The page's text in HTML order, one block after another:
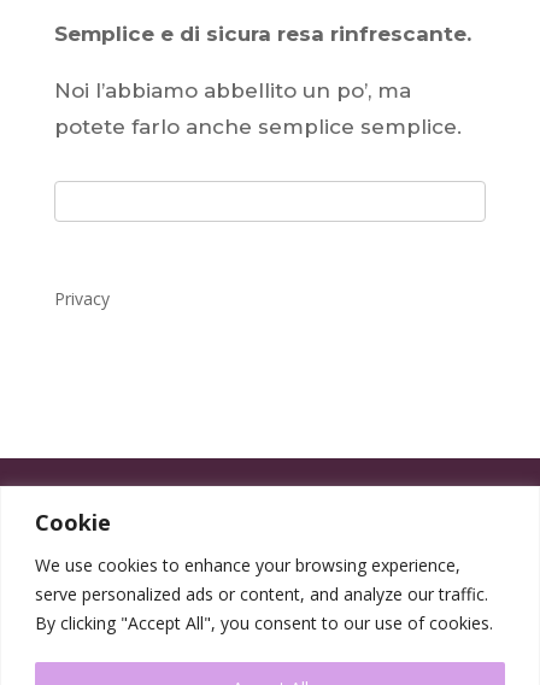
Cookie
We use cookies to enhance your browsing experience,
serve personalized ads or content, and analyze our traffic.
By clicking "Accept All", you consent to our use of cookies.
Semplice e di sicura resa rinfrescante.
Noi l’abbiamo abbellito un po’, ma
potete farlo anche semplice semplice.
Privacy